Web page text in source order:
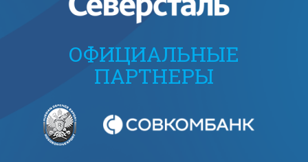
ОФИЦИАЛЬНЫЕ
ПАРТНЕРЫ